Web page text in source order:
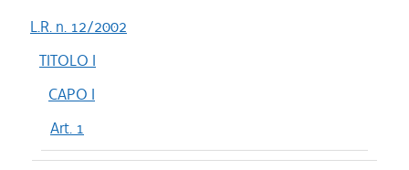
L.R. n. 12/2002
TITOLO I
CAPO I
Art. 1